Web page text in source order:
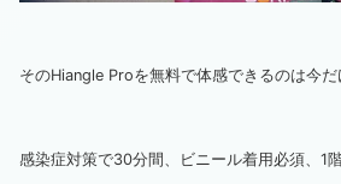
そのHiangle Proを無料で体感できるのは今だ
感染症対策で30分間、ビニール着用必須、1